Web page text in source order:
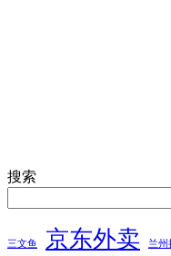
搜索
三文鱼 京东外卖 兰州